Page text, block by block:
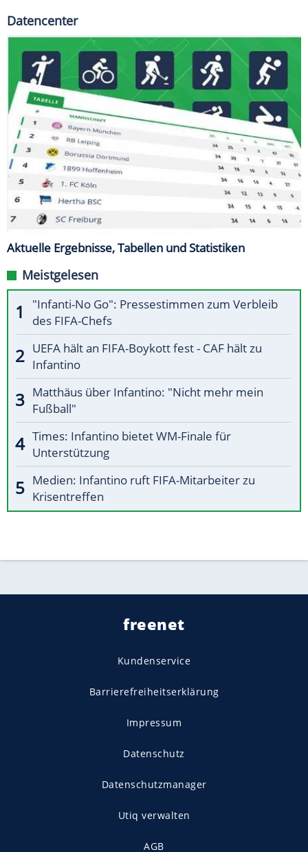
Datencenter
Aktuelle Ergebnisse, Tabellen und Statistiken
Meistgelesen
"Infanti-No Go": Pressestimmen zum Verbleib
des FIFA-Chefs
UEFA hält an FIFA-Boykott fest - CAF hält zu
Infantino
Matthäus über Infantino: "Nicht mehr mein
Fußball"
Times: Infantino bietet WM-Finale für
Unterstützung
Medien: Infantino ruft FIFA-Mitarbeiter zu
Krisentreffen
freenet
Kundenservice
Barrierefreiheitserklärung
Impressum
Datenschutz
Datenschutzmanager
Utiq verwalten
AGB